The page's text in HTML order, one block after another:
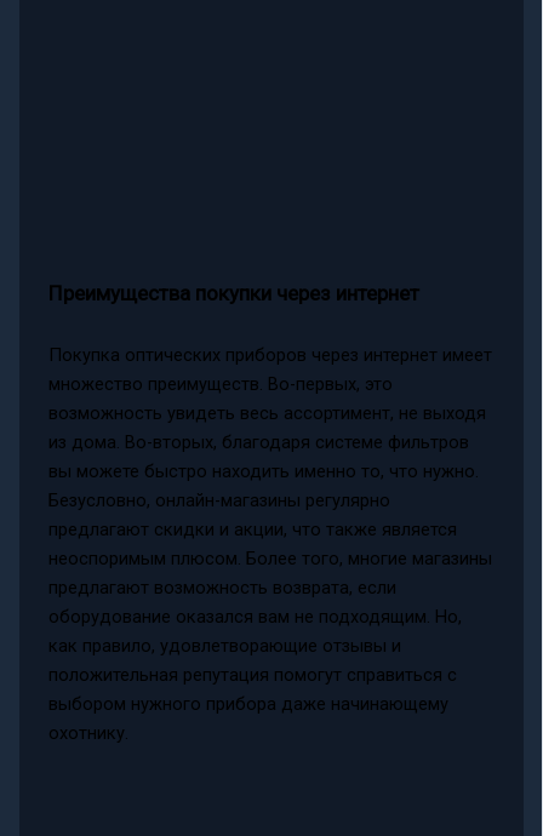
Преимущества покупки через интернет
Покупка оптических приборов через интернет имеет
множество преимуществ. Во-первых, это
возможность увидеть весь ассортимент, не выходя
из дома. Во-вторых, благодаря системе фильтров
вы можете быстро находить именно то, что нужно.
Безусловно, онлайн-магазины регулярно
предлагают скидки и акции, что также является
неоспоримым плюсом. Более того, многие магазины
предлагают возможность возврата, если
оборудование оказался вам не подходящим. Но,
как правило, удовлетворающие отзывы и
положительная репутация помогут справиться с
выбором нужного прибора даже начинающему
охотнику.